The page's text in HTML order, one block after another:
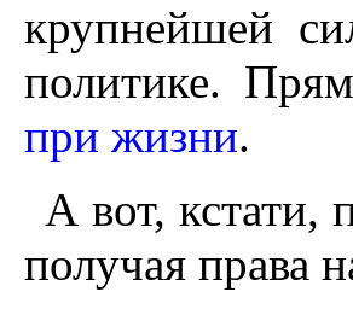
крупнейшей
политике.
при жизни.
А вот, кстати,
получая права